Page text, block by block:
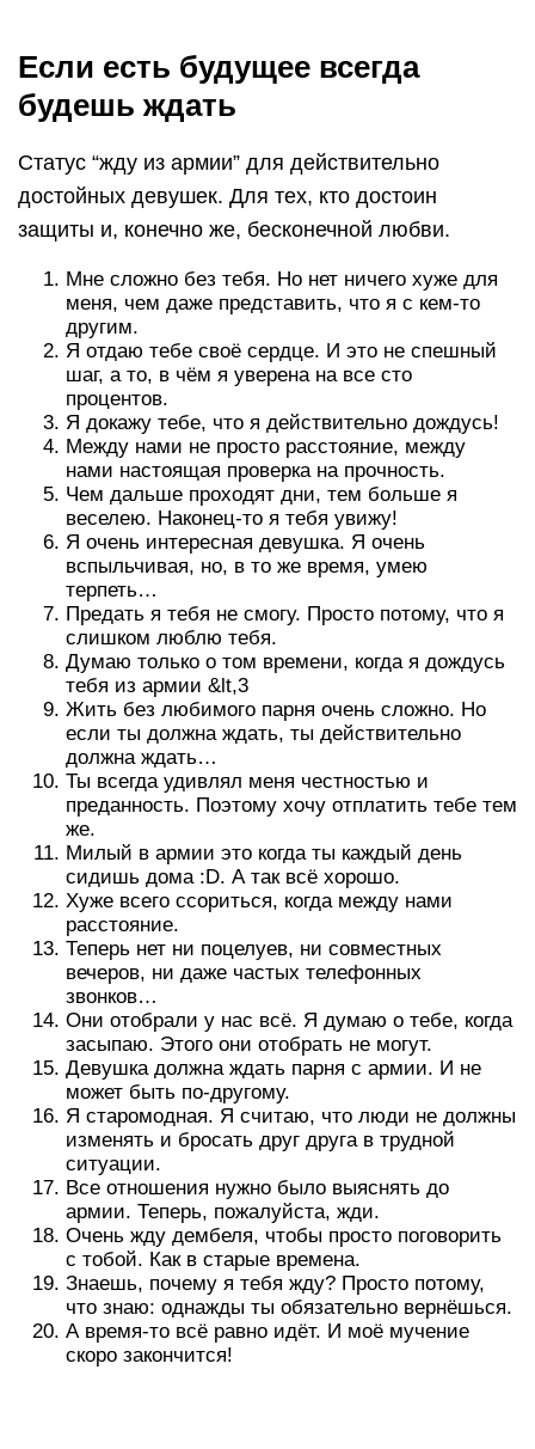
Если есть будущее всегда
будешь ждать
Статус “жду из армии” для действительно
достойных девушек. Для тех, кто достоин
защиты и, конечно же, бесконечной любви.
Мне сложно без тебя. Но нет ничего хуже для
меня, чем даже представить, что я с кем-то
другим.
Я отдаю тебе своё сердце. И это не спешный
шаг, а то, в чём я уверена на все сто
процентов.
Я докажу тебе, что я действительно дождусь!
Между нами не просто расстояние, между
нами настоящая проверка на прочность.
Чем дальше проходят дни, тем больше я
веселею. Наконец-то я тебя увижу!
Я очень интересная девушка. Я очень
вспыльчивая, но, в то же время, умею
терпеть…
Предать я тебя не смогу. Просто потому, что я
слишком люблю тебя.
Думаю только о том времени, когда я дождусь
тебя из армии &lt,3
Жить без любимого парня очень сложно. Но
если ты должна ждать, ты действительно
должна ждать…
Ты всегда удивлял меня честностью и
преданность. Поэтому хочу отплатить тебе тем
же.
Милый в армии это когда ты каждый день
сидишь дома :D. А так всё хорошо.
Хуже всего ссориться, когда между нами
расстояние.
Теперь нет ни поцелуев, ни совместных
вечеров, ни даже частых телефонных
звонков…
Они отобрали у нас всё. Я думаю о тебе, когда
засыпаю. Этого они отобрать не могут.
Девушка должна ждать парня с армии. И не
может быть по-другому.
Я старомодная. Я считаю, что люди не должны
изменять и бросать друг друга в трудной
ситуации.
Все отношения нужно было выяснять до
армии. Теперь, пожалуйста, жди.
Очень жду дембеля, чтобы просто поговорить
с тобой. Как в старые времена.
Знаешь, почему я тебя жду? Просто потому,
что знаю: однажды ты обязательно вернёшься.
А время-то всё равно идёт. И моё мучение
скоро закончится!